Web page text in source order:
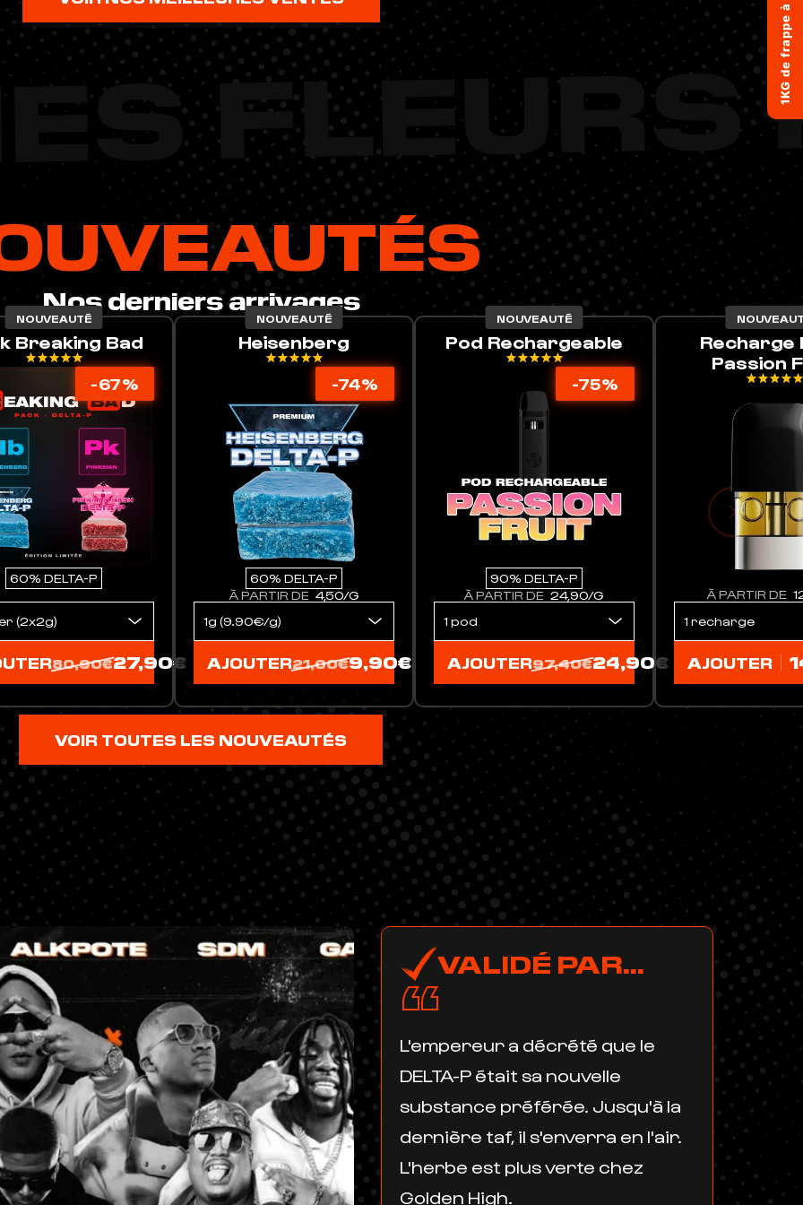
FLEURS
Nos derniers arrivages
-74%
60% DELTA-P
21,00€9,90€
NOUVEAUTÉ
Pod Rechargeable
-75%
90% DELTA-P
À PARTIR DE 24,90/G
AJOUTER97,40€24,90€
NOUVEAUTÉ
Recharge Pods
Passion Fruit
À PARTIR DE 12,45/G
AJOUTER 14,90€
NOUVEAUTÉ
Bruce
-
À PARTIR DE
AJOUTER
VOIR TOUTES LES NOUVEAUTÉS
VALIDÉ PAR...
“
L'empereur a décrété que le
DELTA-P était sa nouvelle
substance préférée. Jusqu'à la
dernière taf, il s'enverra en l'air.
L'herbe est plus verte chez
Golden High.